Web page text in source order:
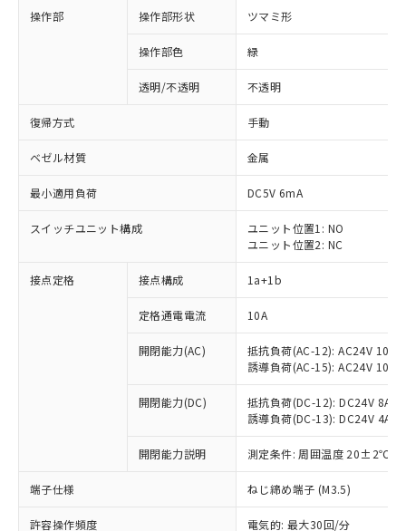
操作部 操作部形状 ツマミ形
操作部色 緑
透明/不透明 不透明
復帰方式 手動
ベゼル材質 金属
最小適用負荷 DC5V 6mA
スイッチユニット構成
ユニット位置1: NO
ユニット位置2: NC
接点定格 接点構成 1a+1b
定格通電電流 10A
開閉能力(AC)
抵抗負荷(AC-12): AC24V 10A/
誘導負荷(AC-15): AC24V
開閉能力(DC)
抵抗負荷(DC-12): DC24V 8A/
誘導負荷(DC-13): DC24V 4A/
開閉能力説明 測定条件: 周囲温度 20±2℃、
端子仕様 ねじ締め端子 (M3.5)
許容操作頻度
電気的: 最大30回/分
ご利用条件
※1 対応状況
対応済み：EU RoHS指令（10物質）の
非含有に対応した製品が提供可能な商品で
対応予定：EU RoHS指令（10物質）の非含
有に対応した製品に切り替える予定のある